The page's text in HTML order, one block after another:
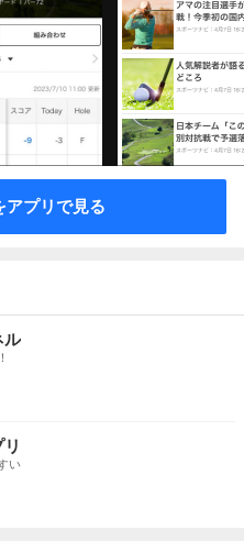
アプリで見る
ル
い